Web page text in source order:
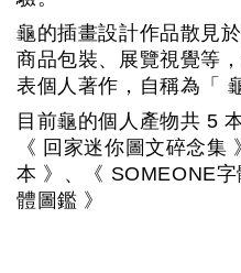
龜的插畫設計作品散見
商品包裝、展覽視覺等
表個人著作，自稱為「
目前龜的個人產物共 5
《 回家迷你圖文碎念
本 》、《 SOMEONE
體圖鑑 》